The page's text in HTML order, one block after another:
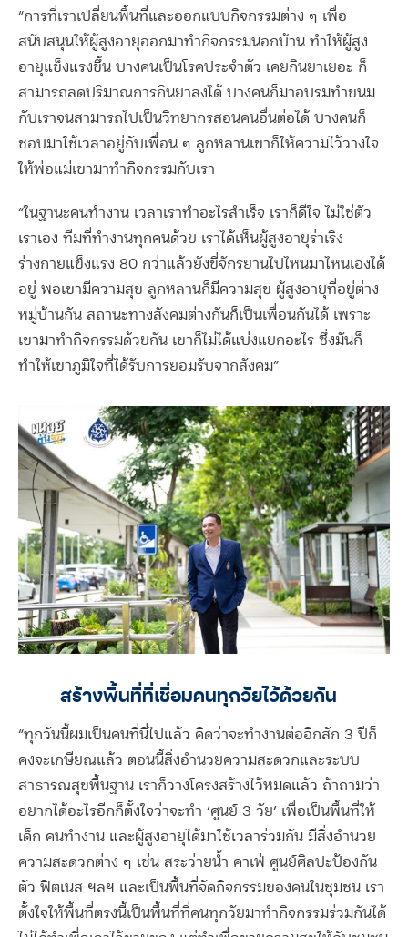
“การที่เราเปลี่ยนพื้นที่และออกแบบกิจกรรมต่าง ๆ เพื่อ
สนับสนุนให้ผู้สูงอายุออกมาทำกิจกรรมนอกบ้าน ทำให้ผู้สูง
อายุแข็งแรงขึ้น บางคนเป็นโรคประจำตัว เคยกินยาเยอะ ก็
สามารถลดปริมาณการกินยาลงได้ บางคนก็มาอบรมทำขนม
กับเราจนสามารถไปเป็นวิทยากรสอนคนอื่นต่อได้ บางคนก็
ชอบมาใช้เวลาอยู่กับเพื่อน ๆ ลูกหลานเขาก็ให้ความไว้วางใจ
ให้พ่อแม่เขามาทำกิจกรรมกับเรา
“ในฐานะคนทำงาน เวลาเราทำอะไรสำเร็จ เราก็ดีใจ ไม่ใช่ตัว
เราเอง ทีมที่ทำงานทุกคนด้วย เราได้เห็นผู้สูงอายุร่าเริง
ร่างกายแข็งแรง 80 กว่าแล้วยังขี่จักรยานไปไหนมาไหนเองได้
อยู่ พอเขามีความสุข ลูกหลานก็มีความสุข ผู้สูงอายุที่อยู่ต่าง
หมู่บ้านกัน สถานะทางสังคมต่างกันก็เป็นเพื่อนกันได้ เพราะ
เขามาทำกิจกรรมด้วยกัน เขาก็ไม่ได้แบ่งแยกอะไร ซึ่งมันก็
ทำให้เขาภูมิใจที่ได้รับการยอมรับจากสังคม”
สร้างพื้นที่ที่เชื่อมคนทุกวัยไว้ด้วยกัน
“ทุกวันนี้ผมเป็นคนที่นี่ไปแล้ว คิดว่าจะทำงานต่ออีกสัก 3 ปีก็
คงจะเกษียณแล้ว ตอนนี้สิ่งอำนวยความสะดวกและระบบ
สาธารณสุขพื้นฐาน เราก็วางโครงสร้างไว้หมดแล้ว ถ้าถามว่า
อยากได้อะไรอีกก็ตั้งใจว่าจะทำ ‘ศูนย์ 3 วัย’ เพื่อเป็นพื้นที่ให้
เด็ก คนทำงาน และผู้สูงอายุได้มาใช้เวลาร่วมกัน มีสิ่งอำนวย
ความสะดวกต่าง ๆ เช่น สระว่ายน้ำ คาเฟ่ ศูนย์ศิลปะป้องกัน
ตัว ฟิตเนส ฯลฯ และเป็นพื้นที่จัดกิจกรรมของคนในชุมชน เรา
ตั้งใจให้พื้นที่ตรงนี้เป็นพื้นที่ที่คนทุกวัยมาทำกิจกรรมร่วมกันได้